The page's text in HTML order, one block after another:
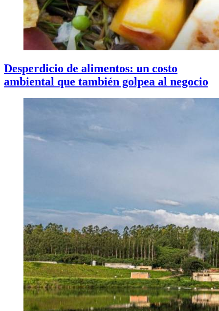
Desperdicio de alimentos: un costo
ambiental que también golpea al negocio